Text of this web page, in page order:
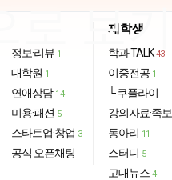
으로 보기
정보·리뷰 1
대학원 1
연애상담 14
미용·패션 5
스타트업·창업 3
공식 오픈채팅
재학생
학과 TALK 43
이중전공 1
└ 쿠플라이
강의자료·족보
동아리 11
스터디 5
고대뉴스 4